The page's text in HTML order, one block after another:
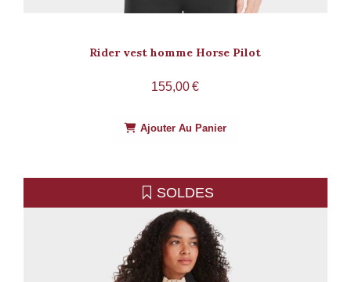
Rider vest homme Horse Pilot
155,00€
Ajouter Au Panier
SOLDES